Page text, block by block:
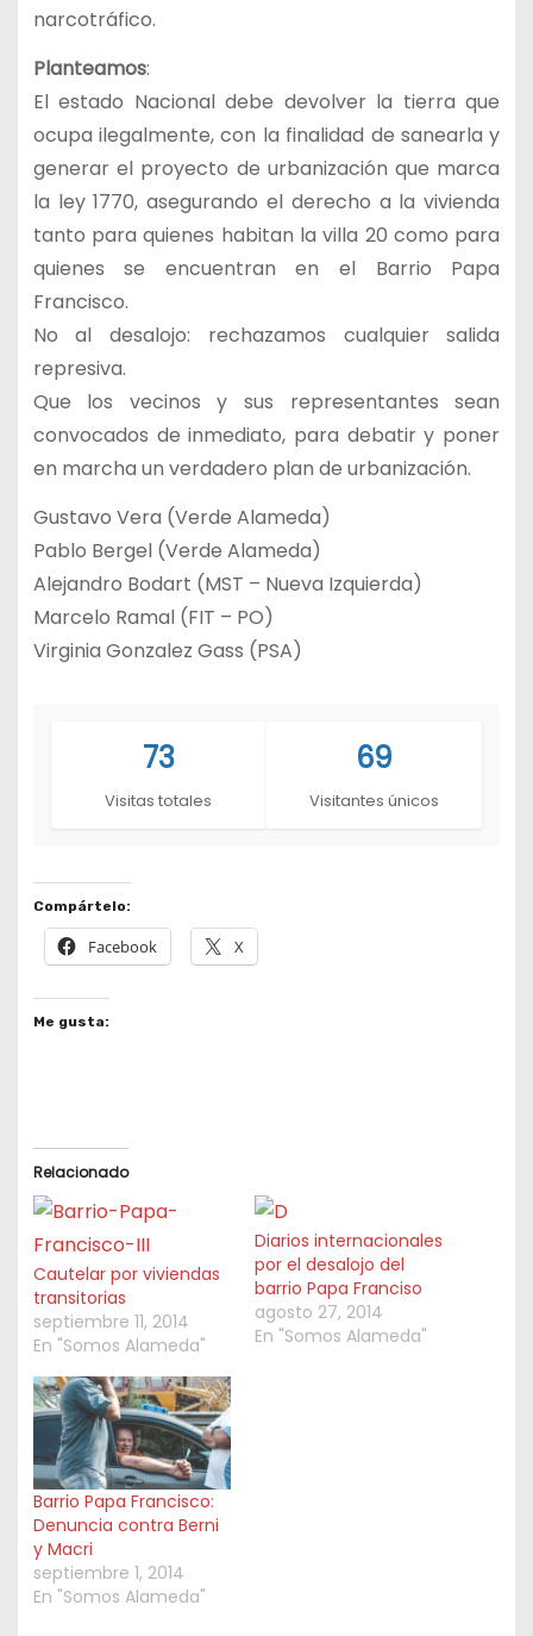
narcotráfico.
Planteamos:
El estado Nacional debe devolver la tierra que
ocupa ilegalmente, con la finalidad de sanearla y
generar el proyecto de urbanización que marca
la ley 1770, asegurando el derecho a la vivienda
tanto para quienes habitan la villa 20 como para
quienes se encuentran en el Barrio Papa
Francisco.
No al desalojo: rechazamos cualquier salida
represiva.
Que los vecinos y sus representantes sean
convocados de inmediato, para debatir y poner
en marcha un verdadero plan de urbanización.
Gustavo Vera (Verde Alameda)
Pablo Bergel (Verde Alameda)
Alejandro Bodart (MST – Nueva Izquierda)
Marcelo Ramal (FIT – PO)
Virginia Gonzalez Gass (PSA)
73
Visitas totales
69
Visitantes únicos
Compártelo:
Facebook X
Me gusta:
Relacionado
Cautelar por viviendas
transitorias
septiembre 11, 2014
En "Somos Alameda"
Diarios internacionales
por el desalojo del
barrio Papa Franciso
agosto 27, 2014
En "Somos Alameda"
Barrio Papa Francisco:
Denuncia contra Berni
y Macri
septiembre 1, 2014
En "Somos Alameda"